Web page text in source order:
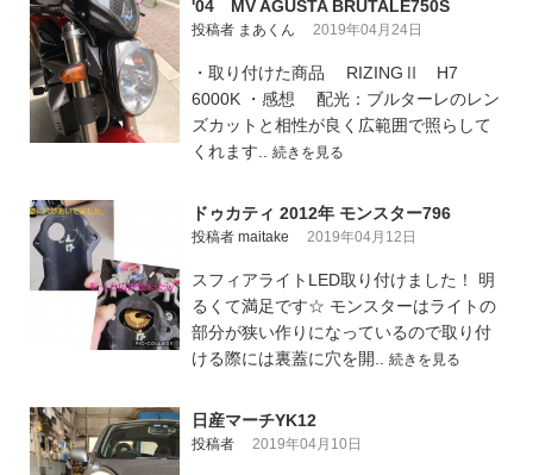
'04 MV AGUSTA BRUTALE750S
投稿者 まあくん 2019年04月24日
・取り付けた商品 RIZINGⅡ H7
6000K ・感想 配光：ブルターレのレン
ズカットと相性が良く広範囲で照らして
くれます.. 続きを見る
ドゥカティ 2012年 モンスター796
投稿者 maitake 2019年04月12日
スフィアライトLED取り付けました！ 明
るくて満足です☆ モンスターはライトの
部分が狭い作りになっているので取り付
ける際には裏蓋に穴を開.. 続きを見る
日産マーチYK12
投稿者 2019年04月10日